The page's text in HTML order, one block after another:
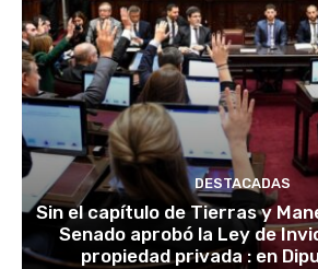
DESTACADAS
Sin el capítulo de Tierras y
Senado aprobó la Ley de
propiedad privada : en